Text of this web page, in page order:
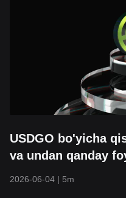
USDGO bo'yicha
va undan qanday
2026-06-04 | 5m